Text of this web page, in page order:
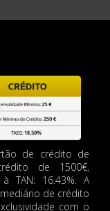
de crédito de
de 1500€,
TAN: 16.43%. A
de crédito
com o